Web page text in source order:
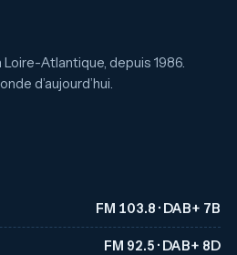
Atlantique, depuis 1986.
d’aujourd’hui.
FM 103.8 · DAB+ 7B
FM 92.5 · DAB+ 8D